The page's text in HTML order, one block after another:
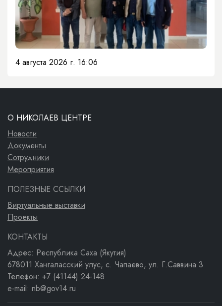
4 августа 2026 г. 16:06
О НИКОЛАЕВ ЦЕНТРЕ
Новости
Документы
Сотрудники
Мероприятия
ПОЛЕЗНЫЕ ССЫЛКИ
Виртуальные выставки
Проекты
КОНТАКТЫ
Адрес: Республика Саха (Якутия)
678011 Хангаласский улус, с. Чапаево, ул. Г.Саввина 3
Телефон: +7 (41144) 24-148
e-mail: nb@gov14.ru